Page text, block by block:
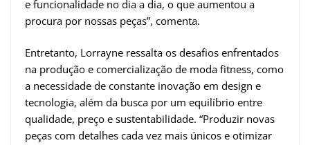
e funcionalidade no dia a dia, o que aumentou a
procura por nossas peças”, comenta.
Entretanto, Lorrayne ressalta os desafios enfrentados
na produção e comercialização de moda fitness, como
a necessidade de constante inovação em design e
tecnologia, além da busca por um equilíbrio entre
qualidade, preço e sustentabilidade. “Produzir novas
peças com detalhes cada vez mais únicos e otimizar